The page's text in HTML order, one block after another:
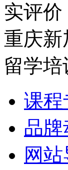
实评
重庆
留学培
课程
品
网